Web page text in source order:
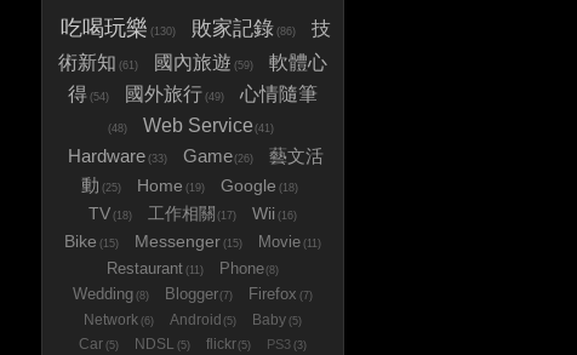
吃喝玩樂 (130) 敗家記錄 (86)
技
術新知 (61) 國內旅遊 (59)
軟體心
得 (54) 國外旅行 (49) 心情隨筆
(48) Web Service (41)
Hardware (33) Game(26)
藝文活
動 (25) Home (19) Google (18)
TV (18) 工作相關 (17) Wii (16)
Bike (15) Messenger (15) Movie (11)
Restaurant (11) Phone(8)
Wedding (8) Blogger(7) Firefox (7)
Network (6) Android (5) Baby (5)
Car (5) NDSL (5) flickr(5) PS3 (3)